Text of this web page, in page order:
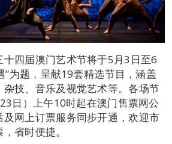
十四届澳门艺术节将于5月3日至6
”为题，呈献19套精选节目，涵盖
技、音乐及视觉艺术等。各场节
日）上午10时起在澳门售票网公
网上订票服务同步开通，欢迎市
省时便捷。